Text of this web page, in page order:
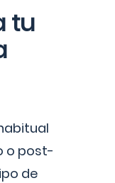
tu
o post-
de